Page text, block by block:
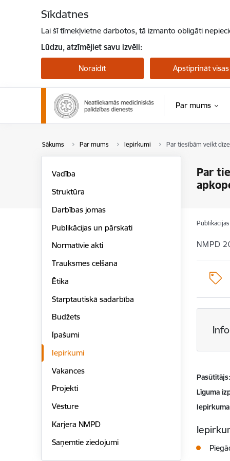
Sīkdatnes
Lai šī tīmekļvietne darbotos, tā izmanto obligāti
Lūdzu, atzīmējiet savu izvēli:
Noraidīt Apstiprināt visas
Par mums
Sākums Par mums Iepirkumi Par tiesībām veikt
Par
Vadība
Struktūra
Darbības jomas
Publikācijas un pārskati
Normatīvie akti
Trauksmes celšana
Ētika
Starptautiskā sadarbība
Budžets
Īpašumi
Iepirkumi
Vakances
Projekti
Vēsture
Karjera NMPD
Saņemtie ziedojumi
NMPD
Pasūtītājs
Līguma